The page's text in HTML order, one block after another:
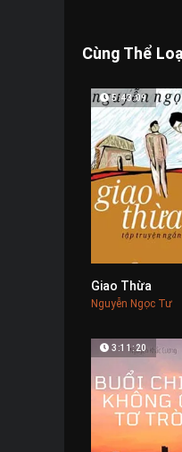
Cùng Thể
5:43:09
Giao Thừa
Nguyễn Ngọc Tư
3:11:20